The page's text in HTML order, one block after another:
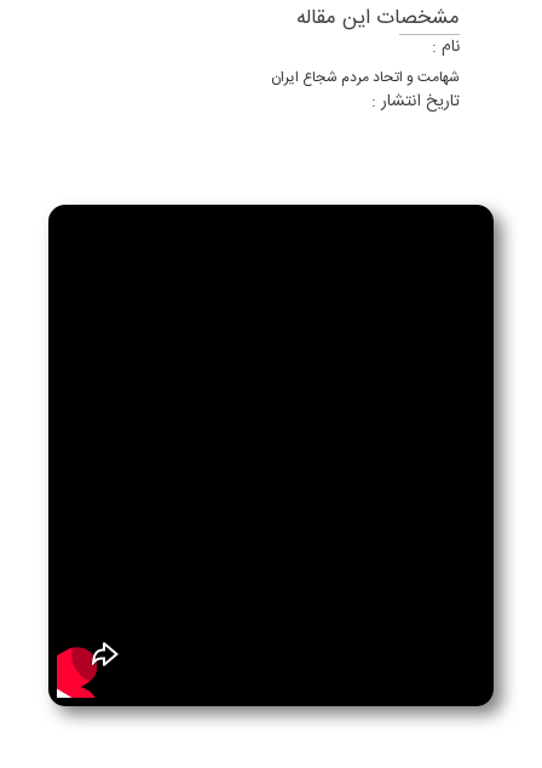
مشخصات این مقاله
نام :
شهامت و اتحاد مردم شجاع ایران
تاریخ انتشار :